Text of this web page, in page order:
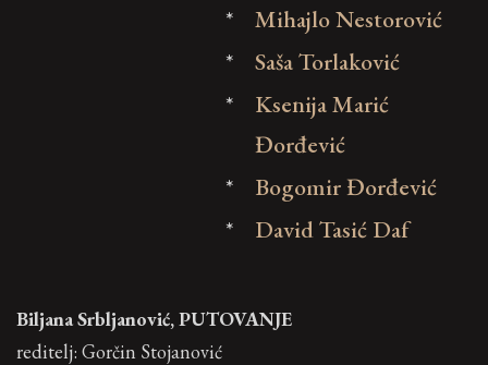
*
Mihajlo Nestorović
*
Saša Torlaković
*
Ksenija Marić
Đorđević
*
Bogomir Đorđević
*
David Tasić Daf
Biljana Srbljanović, PUTOVANJE
reditelj: Gorčin Stojanović